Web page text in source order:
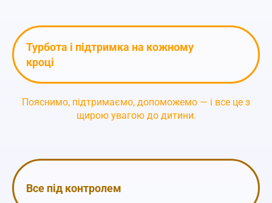
Турбота і підтримка на кожному
кроці
Пояснимо, підтримаємо, допоможемо — і все це з
щирою увагою до дитини.
Все під контролем